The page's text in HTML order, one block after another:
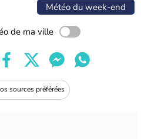
Météo du week-end
de ma ville
sources préférées